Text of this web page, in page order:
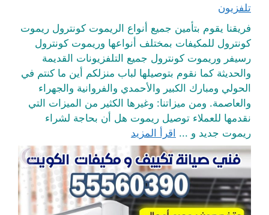
تلفزيون
فريقنا يقوم بتأمين جميع أنواع الريموت كونترول ريموت
كونترول للمكيفات بمختلف أنواعها وريموت كونترول
رسيفر وريموت كونترول جميع التلفزيونات القديمة
والحديثة كما نقوم بتوصيلها لباب منزلكم أين ما كنتم في
الحولي ومبارك الكبير والأحمدي والفروانية والجهراء
والعاصمة. ومن ميزاتنا: وغيرها الكثير من الميزات التي
نقدمها للعملاء توصيل ريموت هل أن بحاجة لشراء
ريموت جديد و ... اقرأ المزيد